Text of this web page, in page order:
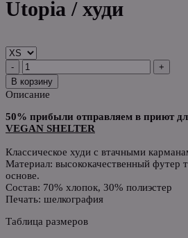
Utopia / худи
-
+
В корзину
Описание
50% прибыли отправляем в приют
VEGAN SHELTER
Классическое худи с втачными
Материал: высококачественный футер
основе.
Состав: 70% хлопок, 30% полиэстер
Печать: шелкография
Таблица размеров